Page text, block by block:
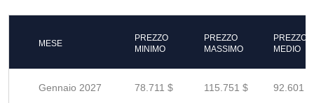
MESE
PREZZO
MINIMO
PREZZO
MASSIMO
PREZZO
MEDIO
Gennaio 2027 78.711 $ 115.751 $ 92.601 $